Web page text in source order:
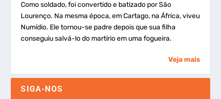
Como soldado, foi convertido e batizado por São
Lourenço. Na mesma época, em Cartago, na África, viveu
Numídio. Ele tornou-se padre depois que sua filha
conseguiu salvá-lo do martírio em uma fogueira.
Veja mais
SIGA-NOS